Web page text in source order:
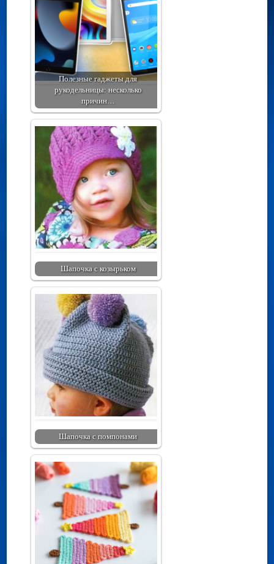
Полезные гаджеты для
рукодельницы: несколько
причин…
Шапочка с козырьком
Шапочка с помпонами